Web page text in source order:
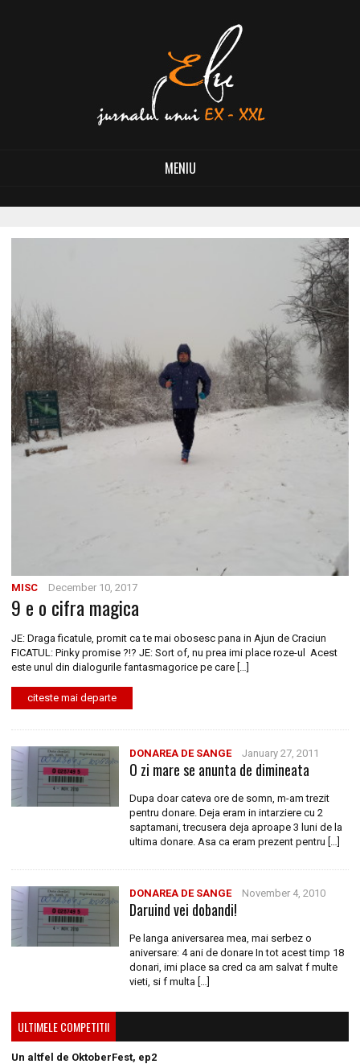
MENIU
MISC December 10, 2017
9 e o cifra magica
JE: Draga ficatule, promit ca te mai obosesc pana in Ajun de Craciun
FICATUL: Pinky promise ?!? JE: Sort of, nu prea imi place roze-ul Acest
este unul din dialogurile fantasmagorice pe care […]
citeste mai departe
DONAREA DE SANGE January 27, 2011
O zi mare se anunta de dimineata
Dupa doar cateva ore de somn, m-am trezit
pentru donare. Deja eram in intarziere cu 2
saptamani, trecusera deja aproape 3 luni de la
ultima donare. Asa ca eram prezent pentru […]
DONAREA DE SANGE November 4, 2010
Daruind vei dobandi!
Pe langa aniversarea mea, mai serbez o
aniversare: 4 ani de donare In tot acest timp 18
donari, imi place sa cred ca am salvat f multe
vieti, si f multa […]
ULTIMELE COMPETITII
Un altfel de OktoberFest, ep2